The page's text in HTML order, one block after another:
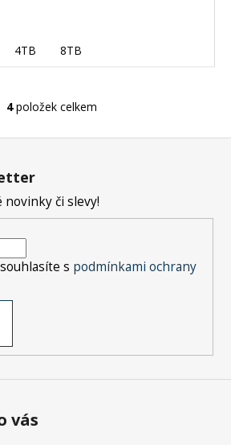
4TB 8TB
O
a
c
r
ý
p
4položek celkem
novinky či slevy!
s podmínkami ochrany
vás